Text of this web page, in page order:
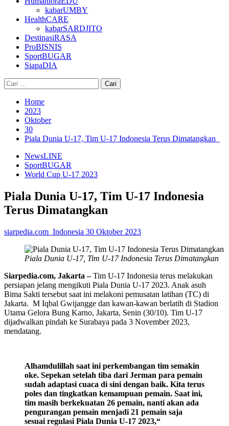
kabarUMBY
HealthCARE
kabarSARDJITO
DestinasiRASA
ProBISNIS
SportBUGAR
SiapaDIA
Cari
untuk:
Home
2023
Oktober
30
Piala Dunia U-17, Tim U-17 Indonesia Terus Dimatangkan
NewsLINE
SportBUGAR
World Cup U-17 2023
Piala Dunia U-17, Tim U-17 Indonesia
Terus Dimatangkan
siarpedia.com_Indonesia 30 Oktober 2023
Piala Dunia U-17, Tim U-17 Indonesia Terus Dimatangkan
Siarpedia.com, Jakarta –Tim U-17 Indonesia terus melakukan
persiapan jelang mengikuti Piala Dunia U-17 2023. Anak asuh
Bima Sakti tersebut saat ini melakoni pemusatan latihan (TC) di
Jakarta. M Iqbal Gwijangge dan kawan-kawan berlatih di Stadion
Utama Gelora Bung Karno, Jakarta, Senin (30/10). Tim U-17
dijadwalkan pindah ke Surabaya pada 3 November 2023,
mendatang.
Alhamdulillah saat ini perkembangan tim semakin
oke. Sepekan setelah tiba dari Jerman para pemain
sudah adaptasi cuaca di sini dengan baik. Kita terus
poles dan tingkatkan kemampuan pemain. Saat ini,
tim masih berkekuatan 26 pemain, nanti akan ada
pengurangan pemain menjadi 21 pemain saja
sesuai regulasi Piala Dunia U-17 2023,“